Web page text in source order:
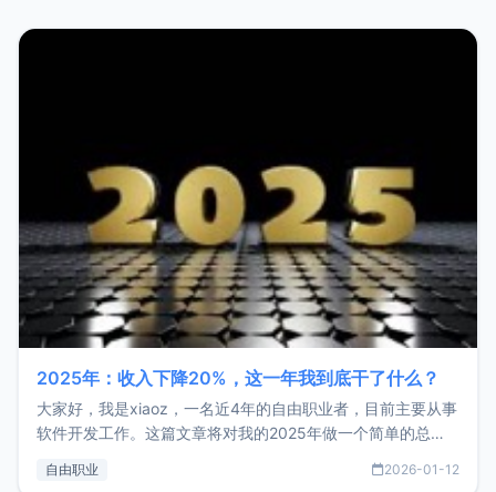
2025年：收入下降20%，这一年我到底干了什么？
大家好，我是xiaoz，一名近4年的自由职业者，目前主要从事
软件开发工作。这篇文章将对我的2025年做一个简单的总
收入下降20%，但却过得很充实，2026年不求突破，但求保
自由职业 2026-01-12